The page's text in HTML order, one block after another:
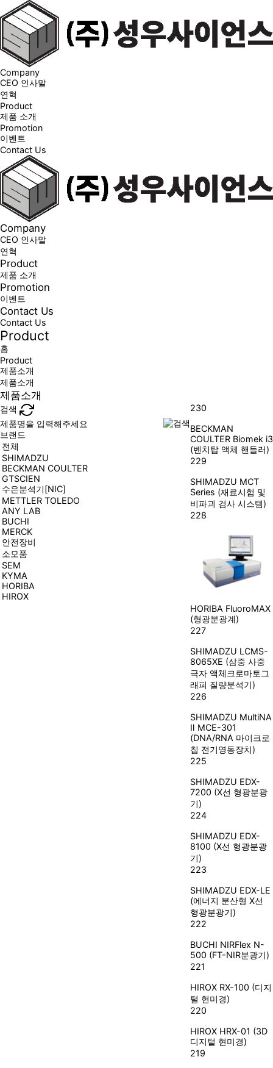
Company
CEO 인사말
연혁
Product
제품 소개
Promotion
이벤트
Contact Us
Company
CEO 인사말
연혁
Product
제품 소개
Promotion
이벤트
Contact Us
Contact Us
Product
홈
Product
제품소개
제품소개
제품소개
검색
브랜드
전체
SHIMADZU
BECKMAN COULTER
GTSCIEN
수은분석기[NIC]
METTLER TOLEDO
ANY LAB
BUCHI
MERCK
안전장비
소모품
SEM
KYMA
HORIBA
HIROX
230
BECKMAN
COULTER Biomek i3
(벤치탑 액체 핸들러)
229
SHIMADZU MCT
Series (재료시험 및
비파괴 검사 시스템)
228
HORIBA FluoroMAX
(형광분광계)
227
SHIMADZU LCMS-
8065XE (삼중 사중
극자 액체크로마토그
래피 질량분석기)
226
SHIMADZU MultiNA
Ⅱ MCE-301
(DNA/RNA 마이크로
칩 전기영동장치)
225
SHIMADZU EDX-
7200 (X선 형광분광
기)
224
SHIMADZU EDX-
8100 (X선 형광분광
기)
223
SHIMADZU EDX-LE
(에너지 분산형 X선
형광분광기)
222
BUCHI NIRFlex N-
500 (FT-NIR분광기)
221
HIROX RX-100 (디지
털 현미경)
220
HIROX HRX-01 (3D
디지털 현미경)
219